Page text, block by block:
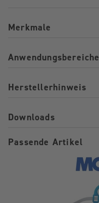
Merkmale
Anwendungsbereiche
Herstellerhinweis
Downloads
Passende Artikel